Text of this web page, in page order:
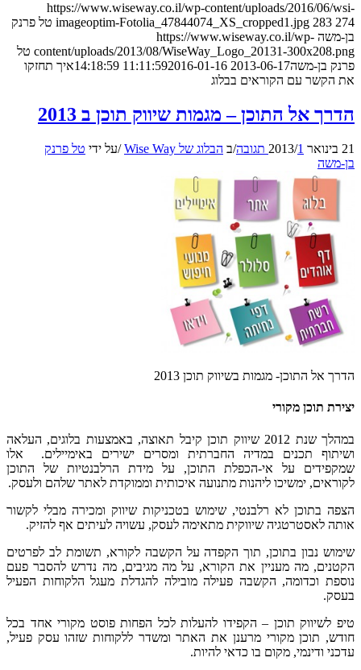
https://www.wiseway.co.il/wp-content/uploads/2016/06/wsi-
imageoptim-Fotolia_47844074_XS_cropped1.jpg 283 274
טל פרנק
בן-משה https://www.wiseway.co.il/wp-
content/uploads/2013/08/WiseWay_Logo_20131-300x208.png טל
פרנק בן-משה2013-06-17 11:11:59
2016-01-16 14:18:59
איך תחזקו
את הקשר עם הקוראים בבלוג
הדרך אל התוכן – מגמות שיווק תוכן ב 2013
21 בינואר 2013 /1 תגובה /ב הבלוג של Wise Way /על ידי טל פרנק
בן-משה
הדרך אל התוכן- מגמות בשיווק תוכן 2013
יצירת תוכן מקורי
במהלך שנת 2012 שיווק תוכן קיבל תאוצה, באמצעות בלוגים, העלאה
ושיתוף תכנים במדיה החברתית ומסרים ישירים באימיילים. אלו
שמקפידים על אי-הכפלת התוכן, על מידת הרלבנטיות של התוכן
לקוראים, ימשיכו ליהנות מתנועה איכותית וממוקדת לאתר שלהם ולעסק.
הצפה בתוכן לא רלבנטי, שימוש בטכניקות שיווק ומכירה מבלי לקשור
אותה לאסטרטגיה שיווקית מתאימה לעסק, עשויה לעיתים אף להזיק.
שימוש נבון בתוכן, תוך הקפדה על הקשבה לקורא, תשומת לב לפרטים
הקטנים, מה מעניין את הקורא, על מה מגיבים, מה נדרש להסבר פעם
נוספת וכדומה, הקשבה פעילה מובילה להגדלת מעגל הלקוחות הפעיל
בעסק.
טיפ לשיווק תוכן – הקפידו להעלות לכל הפחות פוסט מקורי אחד בכל
חודש, תוכן מקורי מרענן את האתר ומשדר ללקוחות שזהו עסק פעיל,
עדכני ודינמי, מקום בו כדאי להיות.